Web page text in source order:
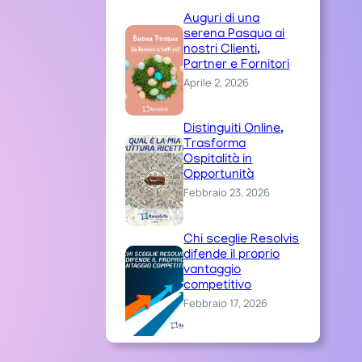
Auguri di una
serena Pasqua ai
nostri Clienti,
Partner e Fornitori
Aprile 2, 2026
Distinguiti Online,
Trasforma
Ospitalità in
Opportunità
Febbraio 23, 2026
Chi sceglie Resolvis
difende il proprio
vantaggio
competitivo
Febbraio 17, 2026